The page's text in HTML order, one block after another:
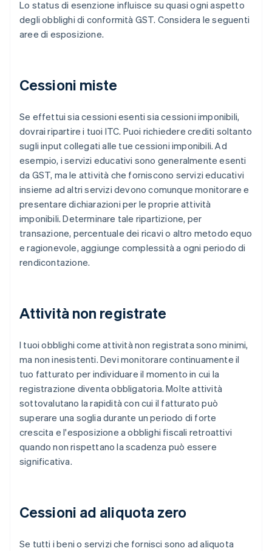
Lo status di esenzione influisce su quasi ogni aspetto
degli obblighi di conformità GST. Considera le seguenti
aree di esposizione.
Cessioni miste
Se effettui sia cessioni esenti sia cessioni imponibili,
dovrai ripartire i tuoi ITC. Puoi richiedere crediti soltanto
sugli input collegati alle tue cessioni imponibili. Ad
esempio, i servizi educativi sono generalmente esenti
da GST, ma le attività che forniscono servizi educativi
insieme ad altri servizi devono comunque monitorare e
presentare dichiarazioni per le proprie attività
imponibili. Determinare tale ripartizione, per
transazione, percentuale dei ricavi o altro metodo equo
e ragionevole, aggiunge complessità a ogni periodo di
rendicontazione.
Attività non registrate
I tuoi obblighi come attività non registrata sono minimi,
ma non inesistenti. Devi monitorare continuamente il
tuo fatturato per individuare il momento in cui la
registrazione diventa obbligatoria. Molte attività
sottovalutano la rapidità con cui il fatturato può
superare una soglia durante un periodo di forte
crescita e l'esposizione a obblighi fiscali retroattivi
quando non rispettano la scadenza può essere
significativa.
Cessioni ad aliquota zero
Se tutti i beni o servizi che fornisci sono ad aliquota